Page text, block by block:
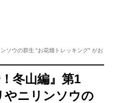
ソウの群生 “お花畑トレッキング” がお
冬山編』第1
やニリンソウの